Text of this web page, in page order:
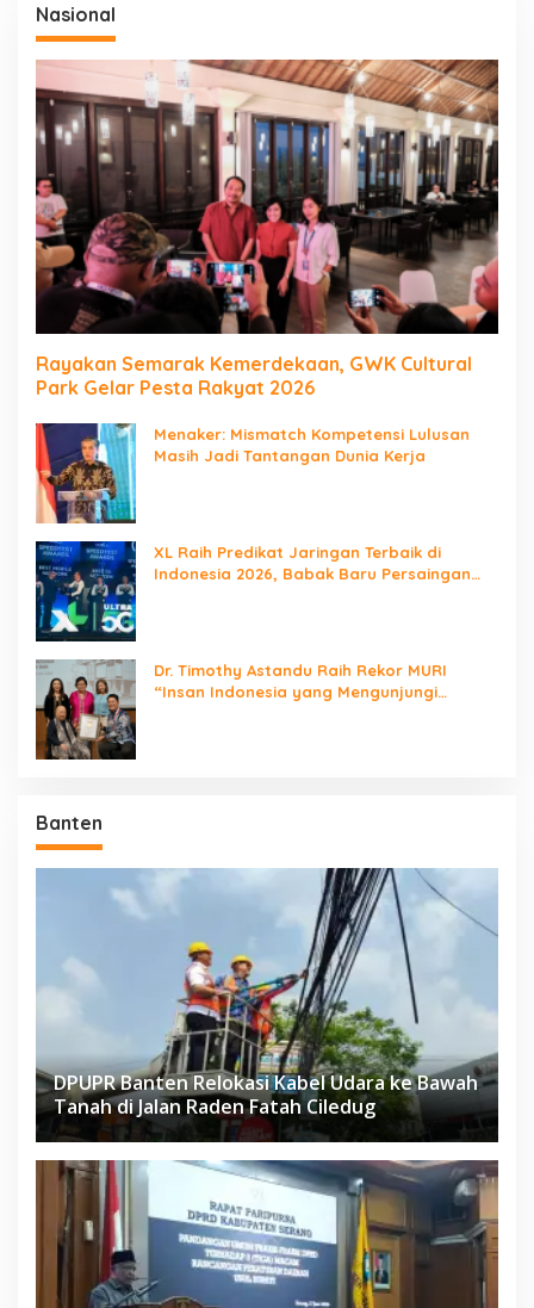
Nasional
Rayakan Semarak Kemerdekaan, GWK Cultural
Park Gelar Pesta Rakyat 2026
Menaker: Mismatch Kompetensi Lulusan
Masih Jadi Tantangan Dunia Kerja
XL Raih Predikat Jaringan Terbaik di
Indonesia 2026, Babak Baru Persaingan
Dr. Timothy Astandu Raih Rekor MURI
“Insan Indonesia yang Mengunjungi
Banten
DPUPR Banten Relokasi Kabel Udara ke Bawah
Tanah di Jalan Raden Fatah Ciledug